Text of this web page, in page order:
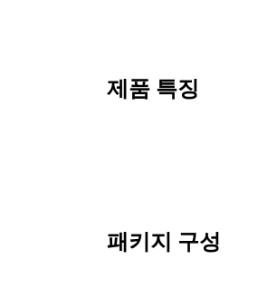
제품 특징
패키지 구성